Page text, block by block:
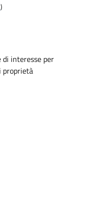
)
di interesse per
proprietà